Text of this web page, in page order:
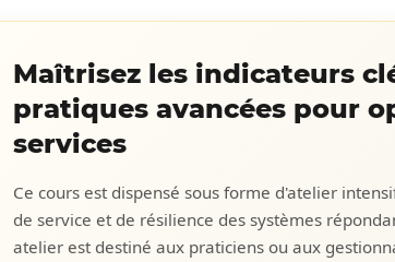
Maîtrisez les indicateurs
pratiques avancées pour
services
Ce cours est dispensé sous forme d'atelier
de service et de résilience des systèmes
atelier est destiné aux praticiens ou aux